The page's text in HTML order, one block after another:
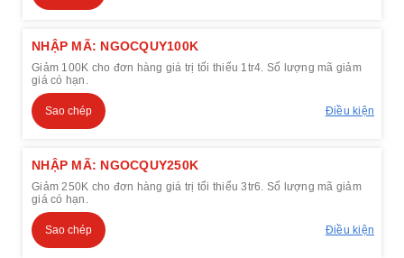
NHẬP MÃ: NGOCQUY100K
Giảm 100K cho đơn hàng giá trị tối thiểu 1tr4. Số lượng mã giảm
giá có hạn.
Sao chép Điều kiện
NHẬP MÃ: NGOCQUY250K
Giảm 250K cho đơn hàng giá trị tối thiểu 3tr6. Số lượng mã giảm
giá có hạn.
Sao chép Điều kiện